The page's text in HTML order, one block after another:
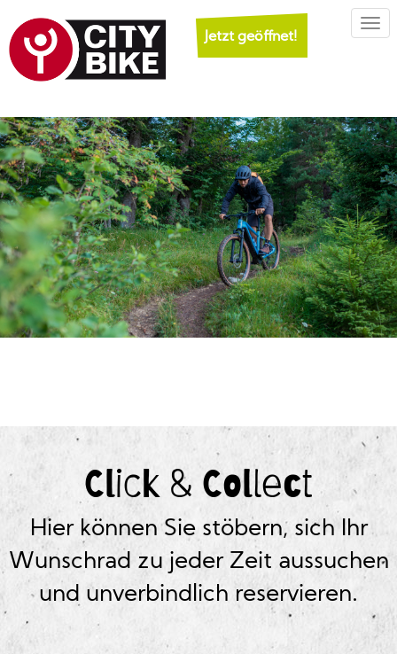
Jetzt geöffnet!
Click & Collect
Hier können Sie stöbern, sich Ihr
Wunschrad zu jeder Zeit aussuchen
und unverbindlich reservieren.